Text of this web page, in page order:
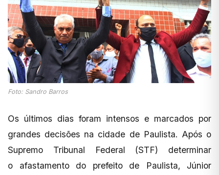
Foto: Sandro Barros
Os últimos dias foram intensos e marcados por
grandes decisões na cidade de Paulista. Após o
Supremo Tribunal Federal (STF) determinar
o afastamento do prefeito de Paulista, Júnior